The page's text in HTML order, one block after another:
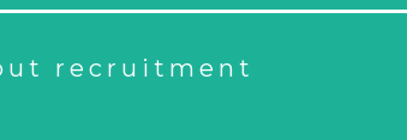
recruitment